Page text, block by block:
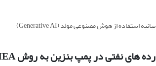
بیانیه استفاده از هوش مصنوعی مولد (Generative AI)